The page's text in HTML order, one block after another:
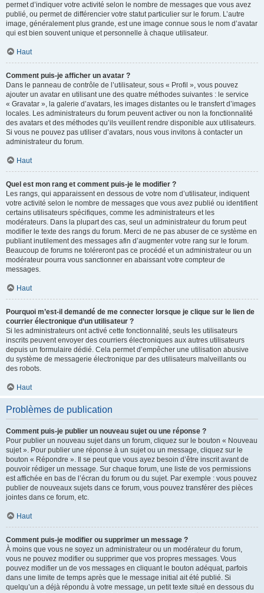
permet d’indiquer votre activité selon le nombre de messages que vous avez
publié, ou permet de différencier votre statut particulier sur le forum. L’autre
image, généralement plus grande, est une image connue sous le nom d’avatar
qui est bien souvent unique et personnelle à chaque utilisateur.
Haut
Comment puis-je afficher un avatar ?
Dans le panneau de contrôle de l’utilisateur, sous « Profil », vous pouvez
ajouter un avatar en utilisant une des quatre méthodes suivantes : le service
« Gravatar », la galerie d’avatars, les images distantes ou le transfert d’images
locales. Les administrateurs du forum peuvent activer ou non la fonctionnalité
des avatars et des méthodes qu’ils veuillent rendre disponible aux utilisateurs.
Si vous ne pouvez pas utiliser d’avatars, nous vous invitons à contacter un
administrateur du forum.
Haut
Quel est mon rang et comment puis-je le modifier ?
Les rangs, qui apparaissent en dessous de votre nom d’utilisateur, indiquent
votre activité selon le nombre de messages que vous avez publié ou identifient
certains utilisateurs spécifiques, comme les administrateurs et les
modérateurs. Dans la plupart des cas, seul un administrateur du forum peut
modifier le texte des rangs du forum. Merci de ne pas abuser de ce système en
publiant inutilement des messages afin d’augmenter votre rang sur le forum.
Beaucoup de forums ne toléreront pas ce procédé et un administrateur ou un
modérateur pourra vous sanctionner en abaissant votre compteur de
messages.
Haut
Pourquoi m’est-il demandé de me connecter lorsque je clique sur le lien de
courrier électronique d’un utilisateur ?
Si les administrateurs ont activé cette fonctionnalité, seuls les utilisateurs
inscrits peuvent envoyer des courriers électroniques aux autres utilisateurs
depuis un formulaire dédié. Cela permet d’empêcher une utilisation abusive
du système de messagerie électronique par des utilisateurs malveillants ou
des robots.
Haut
Problèmes de publication
Comment puis-je publier un nouveau sujet ou une réponse ?
Pour publier un nouveau sujet dans un forum, cliquez sur le bouton « Nouveau
sujet ». Pour publier une réponse à un sujet ou un message, cliquez sur le
bouton « Répondre ». Il se peut que vous ayez besoin d’être inscrit avant de
pouvoir rédiger un message. Sur chaque forum, une liste de vos permissions
est affichée en bas de l’écran du forum ou du sujet. Par exemple : vous pouvez
publier de nouveaux sujets dans ce forum, vous pouvez transférer des pièces
jointes dans ce forum, etc.
Haut
Comment puis-je modifier ou supprimer un message ?
À moins que vous ne soyez un administrateur ou un modérateur du forum,
vous ne pouvez modifier ou supprimer que vos propres messages. Vous
pouvez modifier un de vos messages en cliquant le bouton adéquat, parfois
dans une limite de temps après que le message initial ait été publié. Si
quelqu’un a déjà répondu à votre message, un petit texte situé en dessous du